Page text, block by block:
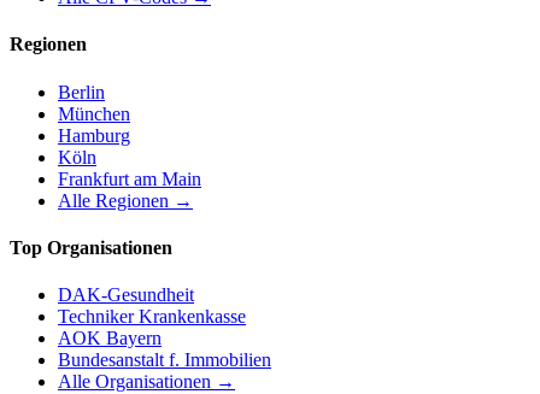
Regionen
Berlin
München
Hamburg
Köln
Frankfurt am Main
Alle Regionen →
Top Organisationen
DAK-Gesundheit
Techniker Krankenkasse
AOK Bayern
Bundesanstalt f. Immobilien
Alle Organisationen →